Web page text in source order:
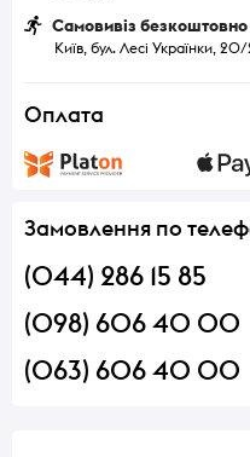
Самовивіз безкоштовно
Київ, бул. Лесі Українки,
Оплата
Замовлення по
(044) 286 15 85
(098) 606 40 00
(063) 606 40 00